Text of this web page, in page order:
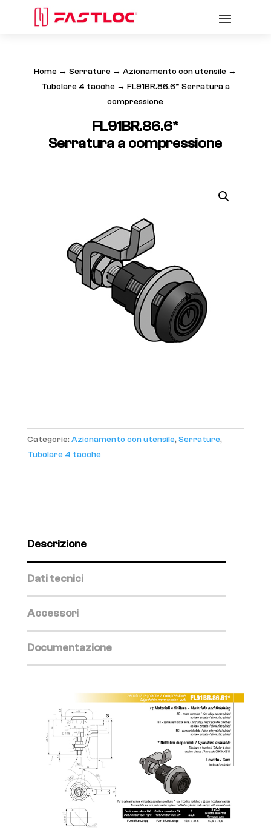
Home →Serrature →Azionamento con utensile →
Tubolare 4 tacche→ FL91BR.86.6* Serratura a
compressione
FL91BR.86.6*
Serratura a compressione
Categorie: Azionamento con utensile, Serrature,
Tubolare 4 tacche
Descrizione
Dati tecnici
Accessori
Documentazione